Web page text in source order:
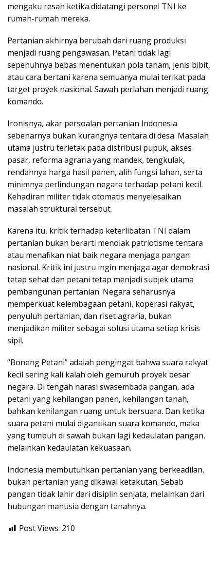
mengaku resah ketika didatangi personel TNI ke
rumah-rumah mereka.
Pertanian akhirnya berubah dari ruang produksi
menjadi ruang pengawasan. Petani tidak lagi
sepenuhnya bebas menentukan pola tanam, jenis bibit,
atau cara bertani karena semuanya mulai terikat pada
target proyek nasional. Sawah perlahan menjadi ruang
komando.
Ironisnya, akar persoalan pertanian Indonesia
sebenarnya bukan kurangnya tentara di desa. Masalah
utama justru terletak pada distribusi pupuk, akses
pasar, reforma agraria yang mandek, tengkulak,
rendahnya harga hasil panen, alih fungsi lahan, serta
minimnya perlindungan negara terhadap petani kecil.
Kehadiran militer tidak otomatis menyelesaikan
masalah struktural tersebut.
Karena itu, kritik terhadap keterlibatan TNI dalam
pertanian bukan berarti menolak patriotisme tentara
atau menafikan niat baik negara menjaga pangan
nasional. Kritik ini justru ingin menjaga agar demokrasi
tetap sehat dan petani tetap menjadi subjek utama
pembangunan pertanian. Negara seharusnya
memperkuat kelembagaan petani, koperasi rakyat,
penyuluh pertanian, dan riset agraria, bukan
menjadikan militer sebagai solusi utama setiap krisis
sipil.
“Boneng Petani” adalah pengingat bahwa suara rakyat
kecil sering kali kalah oleh gemuruh proyek besar
negara. Di tengah narasi swasembada pangan, ada
petani yang kehilangan panen, kehilangan tanah,
bahkan kehilangan ruang untuk bersuara. Dan ketika
suara petani mulai digantikan suara komando, maka
yang tumbuh di sawah bukan lagi kedaulatan pangan,
melainkan kedaulatan kekuasaan.
Indonesia membutuhkan pertanian yang berkeadilan,
bukan pertanian yang dikawal ketakutan. Sebab
pangan tidak lahir dari disiplin senjata, melainkan dari
hubungan manusia dengan tanahnya.
Post Views: 210